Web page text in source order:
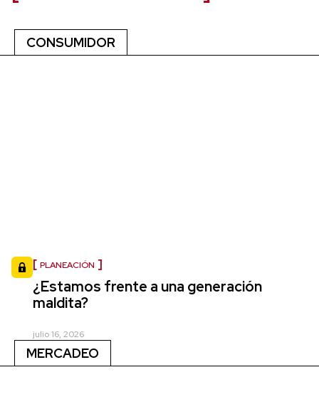
CONSUMIDOR
PLANEACIÓN
¿Estamos frente a una generación
maldita?
julio 16, 2026
MERCADEO